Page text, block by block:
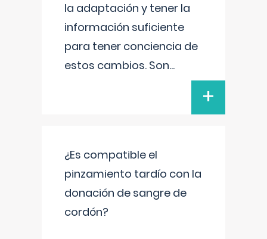
la adaptación y tener la
información suficiente
para tener conciencia de
estos cambios. Son...
+
¿Es compatible el
pinzamiento tardío con la
donación de sangre de
cordón?